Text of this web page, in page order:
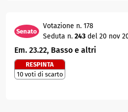
Senato
Votazione n. 178
Seduta n. 243 del 20 nov
Em. 23.22, Basso e altri
RESPINTA
10 voti di scarto